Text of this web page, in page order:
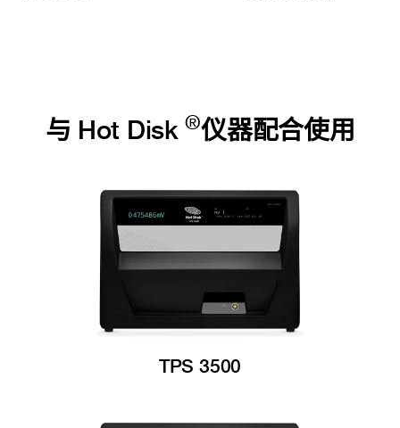
与 Hot Disk®仪器配合使用
TPS 3500